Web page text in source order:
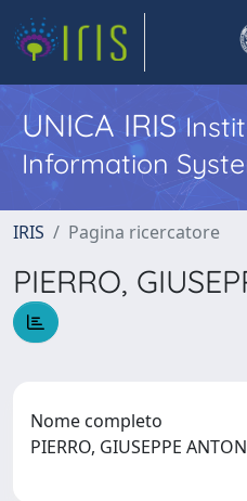
UNICA IRIS
Information
IRIS Pagina ricercatore
PIERRO,
Nome completo
PIERRO, GIUSEPPE